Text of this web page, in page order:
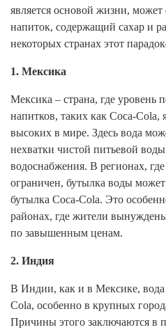
является основой жизни,
напиток, содержащий сахар и
некоторых странах этот
1. Мексика
Мексика – страна, где уровень
напитков, таких как Coca-Cola,
высоких в мире. Здесь вода
нехватки чистой питьевой
водоснабжения. В регионах,
ограничен, бутылка воды может
бутылка Coca-Cola. Это
районах, где жители
по завышенным ценам.
2. Индия
В Индии, как и в Мексике, вода
Cola, особенно в крупных
Причины этого заключаются в